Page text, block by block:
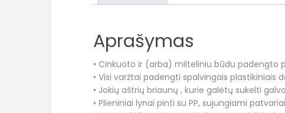
Aprašymas
• Cinkuoto ir (arba) milteliniu būdu padengto
• Visi varžtai padengti spalvingais plastikiniais
• Jokių aštrių briaunų , kurie galėtų sukelti
• Plieniniai lynai pinti su PP, sujungiami